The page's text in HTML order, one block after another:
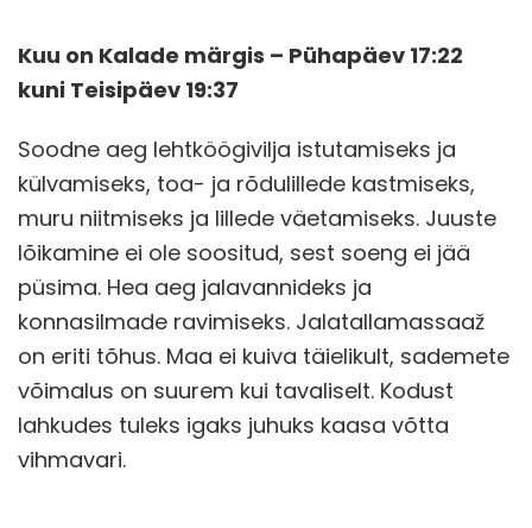
Kuu on Kalade märgis – Pühapäev 17:22
kuni Teisipäev 19:37
Soodne aeg lehtköögivilja istutamiseks ja
külvamiseks, toa- ja rõdulillede kastmiseks,
muru niitmiseks ja lillede väetamiseks. Juuste
lõikamine ei ole soositud, sest soeng ei jää
püsima. Hea aeg jalavannideks ja
konnasilmade ravimiseks. Jalatallamassaaž
on eriti tõhus. Maa ei kuiva täielikult, sademete
võimalus on suurem kui tavaliselt. Kodust
lahkudes tuleks igaks juhuks kaasa võtta
vihmavari.